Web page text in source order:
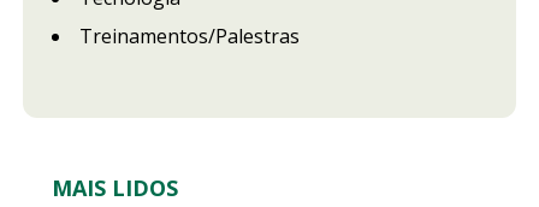
Treinamentos/Palestras
MAIS LIDOS